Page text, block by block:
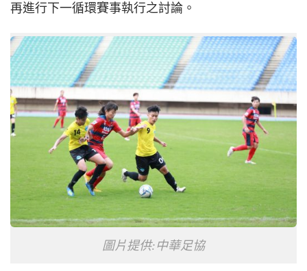
再進行下一循環賽事執行之討論。
圖片提供:中華足協